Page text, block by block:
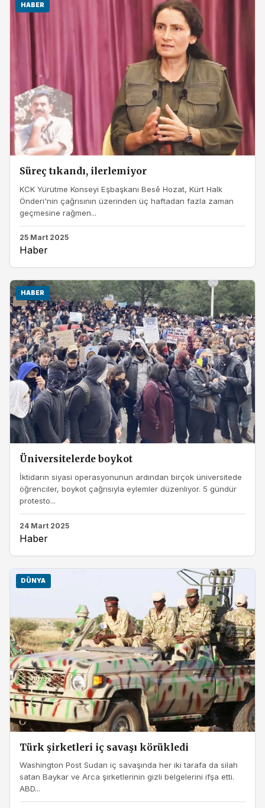
HABER
Süreç tıkandı, ilerlemiyor
KCK Yürütme Konseyi Eşbaşkanı Besê Hozat, Kürt Halk
Önderi'nin çağrısının üzerinden üç haftadan fazla zaman
geçmesine rağmen...
25 Mart 2025
Haber
HABER
Üniversitelerde boykot
İktidarın siyasi operasyonunun ardından birçok üniversitede
öğrenciler, boykot çağrısıyla eylemler düzenliyor. 5 gündür
protesto...
24 Mart 2025
Haber
DÜNYA
Türk şirketleri iç savaşı körükledi
Washington Post Sudan iç savaşında her iki tarafa da silah
satan Baykar ve Arca şirketlerinin gizli belgelerini ifşa etti.
ABD...